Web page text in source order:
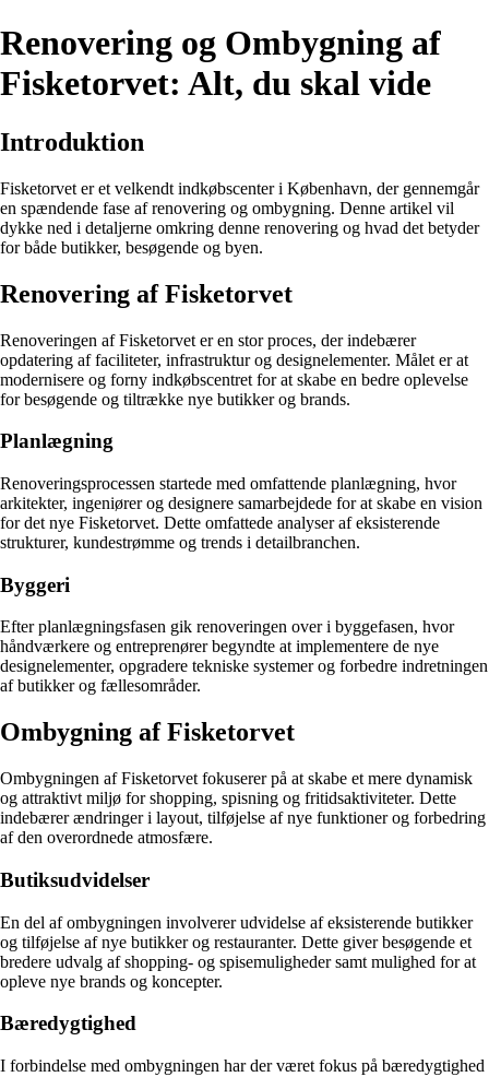
Renovering og Ombygning af
Fisketorvet: Alt, du skal vide
Introduktion
Fisketorvet er et velkendt indkøbscenter i København, der gennemgår
en spændende fase af renovering og ombygning. Denne artikel vil
dykke ned i detaljerne omkring denne renovering og hvad det betyder
for både butikker, besøgende og byen.
Renovering af Fisketorvet
Renoveringen af Fisketorvet er en stor proces, der indebærer
opdatering af faciliteter, infrastruktur og designelementer. Målet er at
modernisere og forny indkøbscentret for at skabe en bedre oplevelse
for besøgende og tiltrække nye butikker og brands.
Planlægning
Renoveringsprocessen startede med omfattende planlægning, hvor
arkitekter, ingeniører og designere samarbejdede for at skabe en vision
for det nye Fisketorvet. Dette omfattede analyser af eksisterende
strukturer, kundestrømme og trends i detailbranchen.
Byggeri
Efter planlægningsfasen gik renoveringen over i byggefasen, hvor
håndværkere og entreprenører begyndte at implementere de nye
designelementer, opgradere tekniske systemer og forbedre indretningen
af butikker og fællesområder.
Ombygning af Fisketorvet
Ombygningen af Fisketorvet fokuserer på at skabe et mere dynamisk
og attraktivt miljø for shopping, spisning og fritidsaktiviteter. Dette
indebærer ændringer i layout, tilføjelse af nye funktioner og forbedring
af den overordnede atmosfære.
Butiksudvidelser
En del af ombygningen involverer udvidelse af eksisterende butikker
og tilføjelse af nye butikker og restauranter. Dette giver besøgende et
bredere udvalg af shopping- og spisemuligheder samt mulighed for at
opleve nye brands og koncepter.
Bæredygtighed
I forbindelse med ombygningen har der været fokus på bæredygtighed